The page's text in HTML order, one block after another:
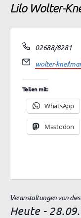
Lilo Wolter-
T
l
e
f
o
n
02688/8281
E
i
l
wolter-
Teilen mit:
WhatsApp
Mastodon
Veranstaltungen von
Heute -